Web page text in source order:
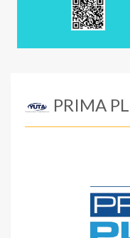
PRIMA